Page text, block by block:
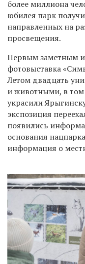
более миллиона
юбилея парк
направленных на
просвещения.
Первым заметным
фотовыставка
Летом двадцать
и животными, в
украсили
экспозиция
появились
основания
информация о